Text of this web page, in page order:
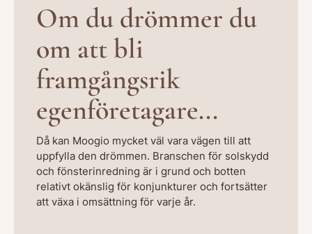
Om du drömmer du
om att bli
framgångsrik
egenföretagare...
Då kan Moogio mycket väl vara vägen till att
uppfylla den drömmen. Branschen för solskydd
och fönsterinredning är i grund och botten
relativt okänslig för konjunkturer och fortsätter
att växa i omsättning för varje år.